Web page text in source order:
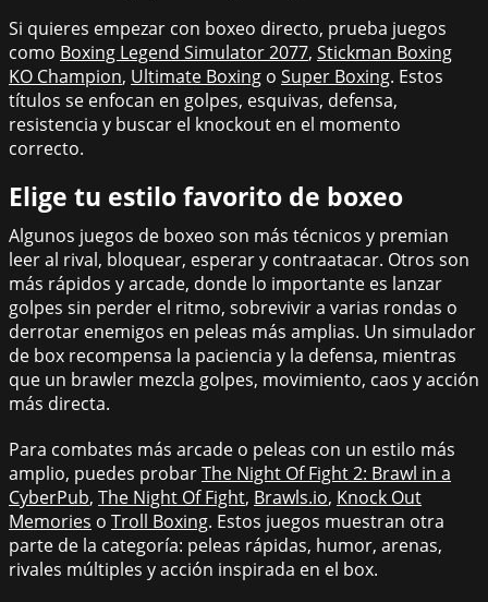
Si quieres empezar con boxeo directo, prueba juegos
como Boxing Legend Simulator 2077, Stickman Boxing
KO Champion, Ultimate Boxing o Super Boxing. Estos
títulos se enfocan en golpes, esquivas, defensa,
resistencia y buscar el knockout en el momento
correcto.
Elige tu estilo favorito de boxeo
Algunos juegos de boxeo son más técnicos y premian
leer al rival, bloquear, esperar y contraatacar. Otros son
más rápidos y arcade, donde lo importante es lanzar
golpes sin perder el ritmo, sobrevivir a varias rondas o
derrotar enemigos en peleas más amplias. Un simulador
de box recompensa la paciencia y la defensa, mientras
que un brawler mezcla golpes, movimiento, caos y acción
más directa.
Para combates más arcade o peleas con un estilo más
amplio, puedes probarThe Night Of Fight 2: Brawl in a
CyberPub, The Night Of Fight, Brawls.io, Knock Out
Memories o Troll Boxing. Estos juegos muestran otra
parte de la categoría: peleas rápidas, humor, arenas,
rivales múltiples y acción inspirada en el box.